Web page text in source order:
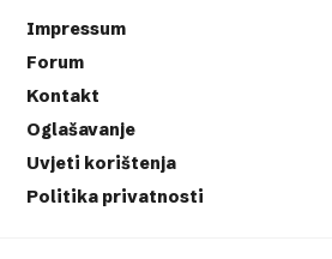
Impressum
Forum
Kontakt
Oglašavanje
Uvjeti korištenja
Politika privatnosti